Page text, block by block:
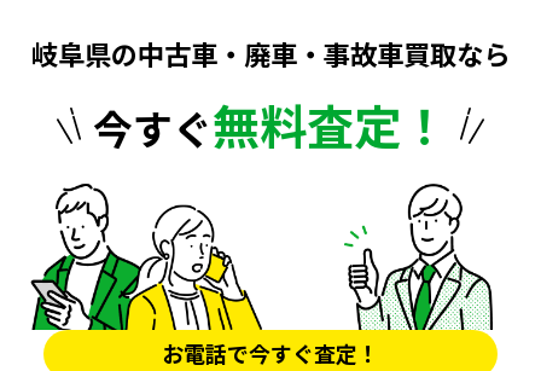
岐阜県の中古車・廃車・事故車買取なら
今すぐ無料査定！
お電話で今すぐ査定！